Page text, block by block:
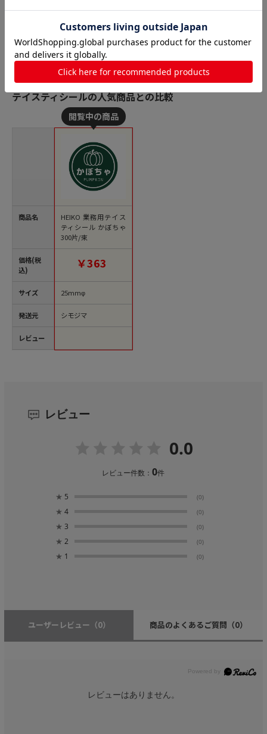
テイスティシールの人気商品との比較
商品名
価格(税
込)
サイズ
発送元
レビュー
HEIKO 業務用テイス
ティシール かぼちゃ
300片/束
￥363
25mmφ
シモジマ
レビュー
0.0
レビュー件数：0件
★ 5 (0)
★ 4 (0)
★ 3 (0)
★ 2 (0)
★ 1 (0)
ユーザーレビュー （0） 商品のよくあるご質問 （0）
レビューはありません。